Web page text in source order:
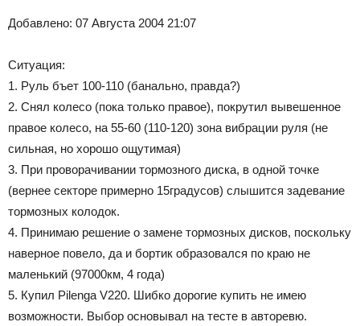
Добавлено: 07 Августа 2004 21:07
Ситуация:
1. Руль бъет 100-110 (банально, правда?)
2. Снял колесо (пока только правое), покрутил вывешенное
правое колесо, на 55-60 (110-120) зона вибрации руля (не
сильная, но хорошо ощутимая)
3. При проворачивании тормозного диска, в одной точке
(вернее секторе примерно 15градусов) слышится задевание
тормозных колодок.
4. Принимаю решение о замене тормозных дисков, поскольку
наверное повело, да и бортик образовался по краю не
маленький (97000км, 4 года)
5. Купил Pilenga V220. Шибко дорогие купить не имею
возможности. Выбор основывал на тесте в авторевю.